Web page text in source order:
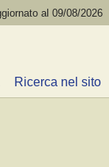
al 09/08/2026
Ricerca nel sito